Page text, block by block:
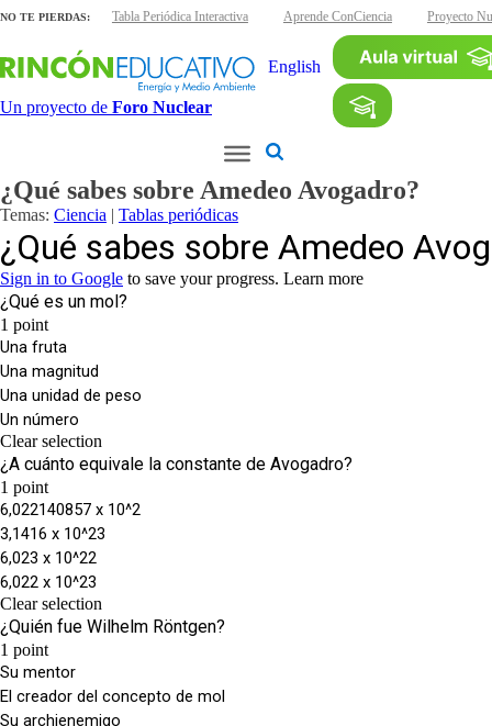
NO TE PIERDAS:
interactivas Tabla Periódica Interactiva Aprende ConCiencia Proyecto
Un proyecto de Foro Nuclear
English
¿Qué sabes sobre Amedeo Avogadro?
Temas: Ciencia | Tablas periódicas